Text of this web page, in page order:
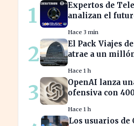
1
Expertos de
analizan el
mundo
incierto
Hace 3 min
2
El Pack Viajes
atrae a un
comisiones en el
extranjero
Hace 1 h
3
OpenAI lanza
ofensiva con
a Apple
Hace 1 h
Los usuarios de